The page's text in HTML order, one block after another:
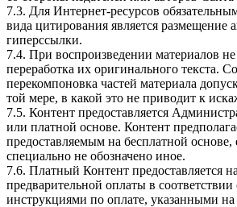
7.3. Для Интернет-ресурсов
вида цитирования является размещение
гиперссылки.
7.4. При воспроизведении материалов не
переработка их оригинального текста.
перекомпоновка частей материала
той мере, в какой это не приводит к
7.5. Контент предоставляется
или платной основе. Контент
предоставляемым на бесплатной основе,
специально не обозначено иное.
7.6. Платный Контент предоставляется
предварительной оплаты в
инструкциями по оплате, указанными на